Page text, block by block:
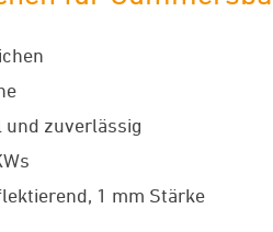
zuverlässig
1 mm Stärke